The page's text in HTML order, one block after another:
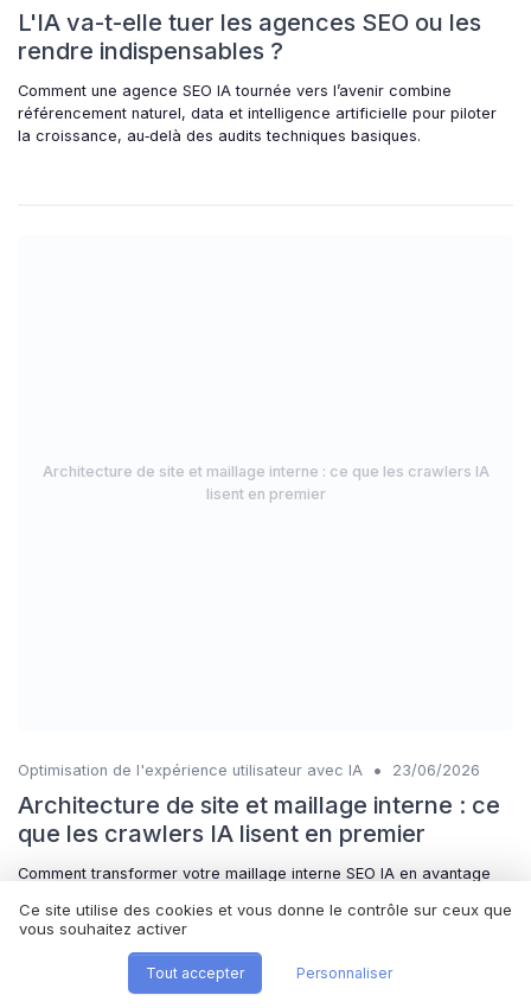
L'IA va-t-elle tuer les agences SEO ou les
rendre indispensables ?
Comment une agence SEO IA tournée vers l’avenir combine
référencement naturel, data et intelligence artificielle pour piloter
la croissance, au‑delà des audits techniques basiques.
Architecture de site et maillage interne : ce que les crawlers IA
lisent en premier
Optimisation de l'expérience utilisateur avec IA • 23/06/2026
Architecture de site et maillage interne : ce
que les crawlers IA lisent en premier
Comment transformer votre maillage interne SEO IA en avantage
silos, audit Screaming Frog, règles d’or UX et indicateurs à suivre.
Ce site utilise des cookies et vous donne le contrôle sur ceux que
vous souhaitez activer
Tout accepter Personnaliser